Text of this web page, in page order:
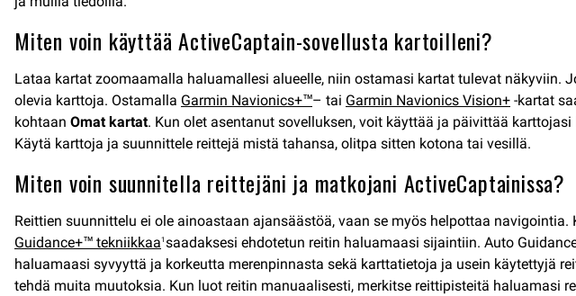
Miten voin käyttää ActiveCaptain-sovellusta kartoilleni?
Lataa kartat zoomaamalla haluamallesi alueelle, niin ostamasi kartat tulevat näkyviin.
olevia karttoja. Ostamalla Garmin Navionics+™– tai Garmin Navionics Vision+ -kartat
kohtaan Omat kartat. Kun olet asentanut sovelluksen, voit käyttää ja päivittää
Käytä karttoja ja suunnittele reittejä mistä tahansa, olitpa sitten kotona tai vesillä.
Miten voin suunnitella reittejäni ja matkojani ActiveCaptainissa?
Reittien suunnittelu ei ole ainoastaan ​​ajansäästöä, vaan se myös helpottaa
Guidance+™ tekniikkaa1 saadaksesi ehdotetun reitin haluamaasi sijaintiin. Auto
haluamaasi syvyyttä ja korkeutta merenpinnasta sekä karttatietoja ja usein käytettyjä
tehdä muita muutoksia. Kun luot reitin manuaalisesti, merkitse reittipisteitä haluamasi